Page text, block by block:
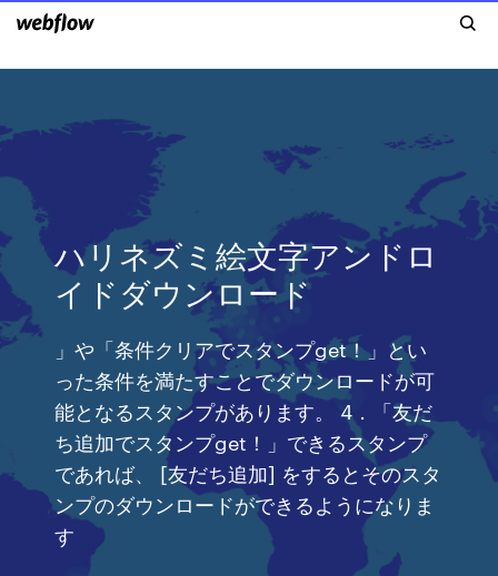
ハリネズミ絵文字アンドロ
イドダウンロード
」や「条件クリアでスタンプget！」とい
った条件を満たすことでダウンロードが可
能となるスタンプがあります。 4．「友だ
ち追加でスタンプget！」できるスタンプ
であれば、 [友だち追加] をするとそのスタ
ンプのダウンロードができるようになりま
す